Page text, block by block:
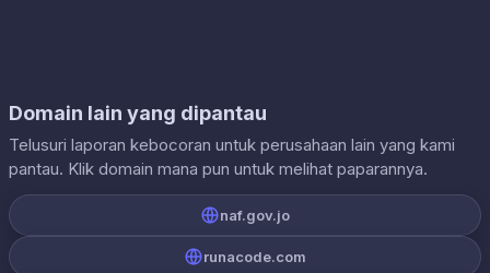
Domain lain yang dipantau
Telusuri laporan kebocoran untuk perusahaan lain yang kami
pantau. Klik domain mana pun untuk melihat paparannya.
naf.gov.jo
runacode.com